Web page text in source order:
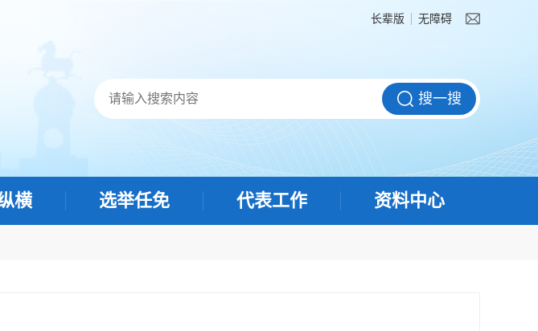
长辈版 无障碍
横 选举任免 代表工作 资料中心